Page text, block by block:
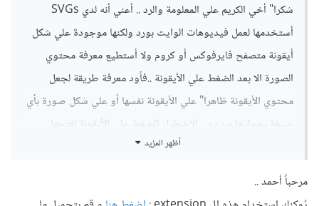
شكرا" أخي الكريم علي المعلومة والرد .. أعني أنه لدي SVGs
أستخدمها لعمل فيديوهات الوايت بورد ولكنها موجودة علي شكل
أيقونة متصفح فايرفوكس أو كروم ولا أستطيع معرفة محتوي
الصورة الا بعد الضغط علي الأيقونة ..فأود معرفة طريقة لجعل
محتوي الأيقونة ظاهرا" علي الأيقونة نفسها أو علي شكل صورة بأي
صيغة بجوارها من دون الإضطرار للضغط علي الأيقونة لفتحها
..أتمني أن تكون قد فهمتني لتساعدني أخي الكريم وجزاك الله كل
الخير
أظهر المزيد
مرحباً أحمد ..